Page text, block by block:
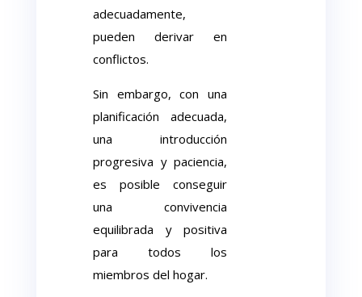
adecuadamente,
pueden derivar en
conflictos.
Sin embargo, con una
planificación adecuada,
una introducción
progresiva y paciencia,
es posible conseguir
una convivencia
equilibrada y positiva
para todos los
miembros del hogar.